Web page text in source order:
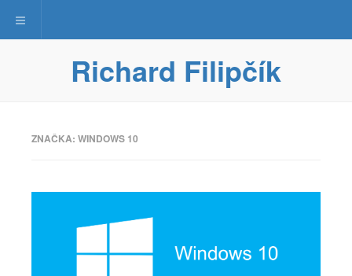
Toggle navigation
Richard Filipčík
ZNAČKA: WINDOWS 10